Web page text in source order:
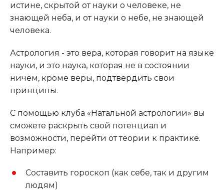
истине, скрытой от науки о человеке, не
знающей неба, и от науки о небе, не знающей
человека.
Астрология - это вера, которая говорит на языке
науки, и это наука, которая не в состоянии
ничем, кроме веры, подтвердить свои
принципы.
С помощью клуба «Натальной астрологии» вы
сможете раскрыть свой потенциал и
возможности, перейти от теории к практике.
Например:
Составить гороскоп (как себе, так и другим
людям)